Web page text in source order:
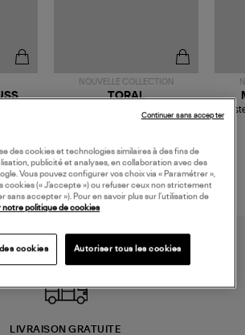
NOUVELLE COLLECTION
TORAL
Mousse
LIVRAISON GRATUITE
des cookies et technologies similaires à des fins de
publicité et analyses, en collaboration avec des
Vous pouvez configurer vos choix via « Paramétrer »,
cookies (« J’accepte ») ou refuser ceux non strictement
sans accepter »). Pour en savoir plus sur l’utilisation de
notre politique de cookies
cookies Autoriser tous les cookies
Continuer sans accepter